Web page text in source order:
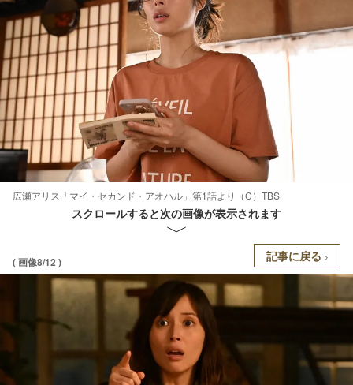
広瀬アリス「マイ・セカンド・アオハル」第1話より（C）TBS
スクロールすると次の画像が表示されます
( 画像8/12 ) 記事に戻る